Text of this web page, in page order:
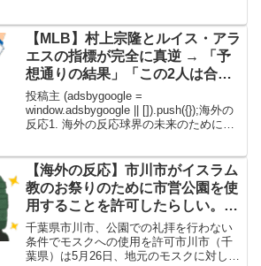
伝説になったか？」と質問したという米
全国紙「USA T...
【MLB】村上宗隆とルイス・アラ
エスの指標が完全に真逆 → 「予
想通りの結果」「この2人は合体
してくれ」
投稿主 (adsbygoogle =
window.adsbygoogle || []).push({});海外の
反応1. 海外の反応球界の未来のために、
反応トレード...
【海外の反応】市川市がイスラム
教のお祭りのために市営公園を使
用することを許可したらしい。た
だし公園での礼拝を行わない条件
で
千葉県市川市、公園での礼拝を行わない
条件でモスクへの使用を許可市川市（千
葉県）は5月26日、地元のモスクに対し、